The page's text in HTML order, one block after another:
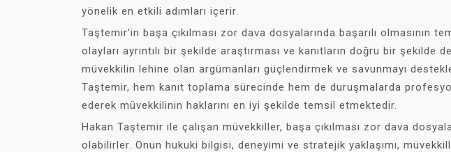
yönelik en etkili adımları içerir.
Taştemir'in başa çıkılması zor dava dosyalarında başarılı olmasının
olayları ayrıntılı bir şekilde araştırması ve kanıtların doğru bir şekilde
müvekkilin lehine olan argümanları güçlendirmek ve savunmayı
Taştemir, hem kanıt toplama sürecinde hem de duruşmalarda
ederek müvekkilinin haklarını en iyi şekilde temsil etmektedir.
Hakan Taştemir ile çalışan müvekkiller, başa çıkılması zor dava
olabilirler. Onun hukuki bilgisi, deneyimi ve stratejik yaklaşımı,